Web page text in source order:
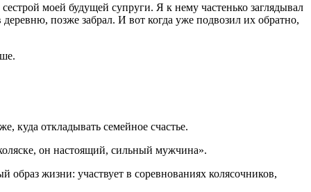
моей будущей супруги. Я к нему частенько заглядывал
позже забрал. И вот когда уже подвозил их обратно,
куда откладывать семейное счастье.
он настоящий, сильный мужчина».
жизни: участвует в соревнованиях колясочников,